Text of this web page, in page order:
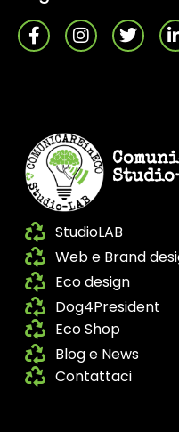
StudioLAB
Web e Brand
Eco design
Dog4President
Eco Shop
Blog e News
Contattaci